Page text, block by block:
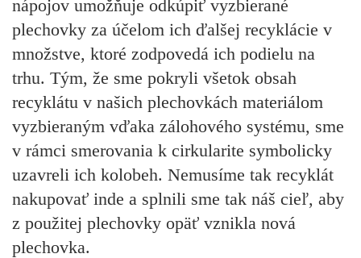
nápojov umožňuje odkúpiť vyzbierané
plechovky za účelom ich ďalšej recyklácie v
množstve, ktoré zodpovedá ich podielu na
trhu. Tým, že sme pokryli všetok obsah
recyklátu v našich plechovkách materiálom
vyzbieraným vďaka zálohového systému, sme
v rámci smerovania k cirkularite symbolicky
uzavreli ich kolobeh. Nemusíme tak recyklát
nakupovať inde a splnili sme tak náš cieľ, aby
z použitej plechovky opäť vznikla nová
plechovka.